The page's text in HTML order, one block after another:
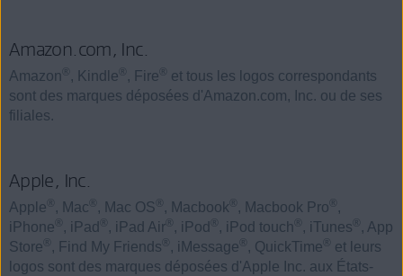
Amazon.com, Inc.
Amazon ® , Kindle ® , Fire ®
et tous les logos correspondants
sont des marques déposées d'Amazon.com, Inc. ou de ses
filiales.
Apple, Inc.
Apple ® , Mac ® , Mac OS ® , Macbook ® , Macbook Pro ® ,
iPhone ® , iPad ® , iPad Air ® , iPod ® , iPod touch ® , iTunes ® , App
Store ® , Find My Friends ® , iMessage ® , QuickTime ®
et leurs
logos sont des marques déposées d'Apple Inc. aux États-